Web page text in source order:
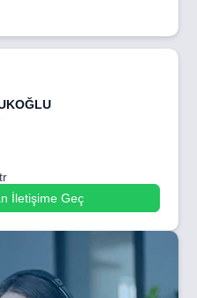
İletişime Geç